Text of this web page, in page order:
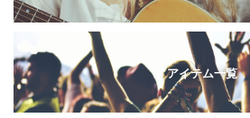
アイテム一覧